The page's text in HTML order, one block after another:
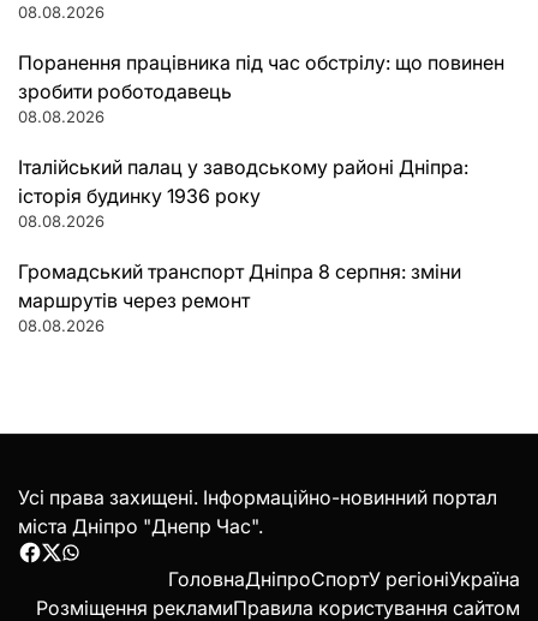
08.08.2026
Поранення працівника під час обстрілу: що повинен
зробити роботодавець
08.08.2026
Італійський палац у заводському районі Дніпра:
історія будинку 1936 року
08.08.2026
Громадський транспорт Дніпра 8 серпня: зміни
маршрутів через ремонт
08.08.2026
Усі права захищені. Інформаційно-новинний портал
міста Дніпро "Днепр Час".
Facebook
Twitter
WhatsApp
ГоловнаДніпроСпортУ регіоніУкраїна
Розміщення рекламиПравила користування сайтом